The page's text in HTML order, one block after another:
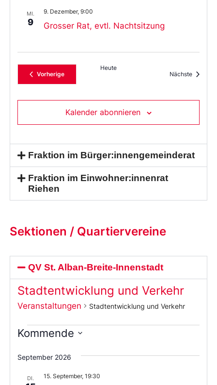
MI.
9 Grosser Rat, evtl. Nachtsitzung
9. Dezember, 9:00
VorherigeVeranstaltungen
Heute
Nächste
Kalender abonnieren
Fraktion im Bürger:innengemeinderat
Fraktion im Einwohner:innenrat
Riehen
Sektionen / Quartiervereine
QV St. Alban-Breite-Innenstadt
Stadtentwicklung und Verkehr
Veranstaltungen Stadtentwicklung und Verkehr
Kommende
Sie
das
aus.
September 2026
DI. 15. September, 19:30